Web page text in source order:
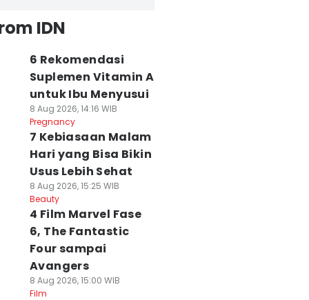
IDN
6 Rekomendasi
Suplemen Vitamin A
untuk Ibu Menyusui
8 Aug 2026, 14:16 WIB
Pregnancy
7 Kebiasaan Malam
Hari yang Bisa Bikin
Usus Lebih Sehat
8 Aug 2026, 15:25 WIB
Beauty
4 Film Marvel Fase
6, The Fantastic
Four sampai
Avangers
8 Aug 2026, 15:00 WIB
Film